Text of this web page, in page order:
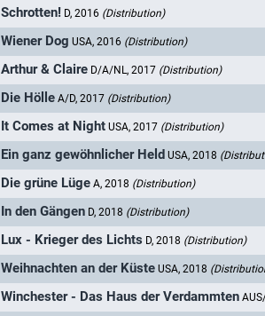
Schrotten! D, 2016 (Distribution)
Wiener Dog USA, 2016 (Distribution)
Arthur & Claire D/A/NL, 2017 (Distribution)
Die Hölle A/D, 2017 (Distribution)
It Comes at Night USA, 2017 (Distribution)
Ein ganz gewöhnlicher Held USA, 2018
Die grüne Lüge A, 2018 (Distribution)
In den Gängen D, 2018 (Distribution)
Lux - Krieger des Lichts D, 2018 (Distribution)
Weihnachten an der Küste USA, 2018
Winchester - Das Haus der Verdammten